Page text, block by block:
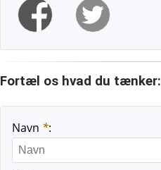
Fortæl os hvad du tænker:
Navn *: